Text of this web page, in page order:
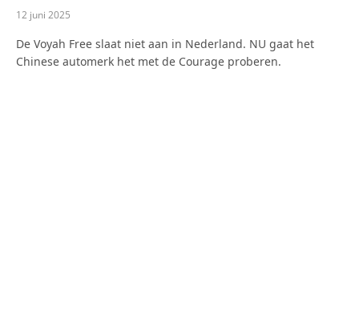
12 juni 2025
De Voyah Free slaat niet aan in Nederland. NU gaat het
Chinese automerk het met de Courage proberen.